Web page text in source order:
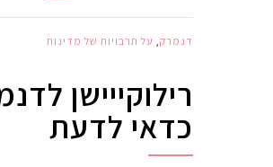
דנמרק, על תרבויות של מדינות
רילוקייישן
כדאי לדעת